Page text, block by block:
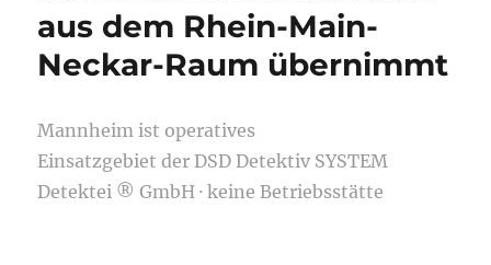
aus dem Rhein-Main-
Neckar-Raum übernimmt
Mannheim ist operatives
Einsatzgebiet der DSD Detektiv SYSTEM
Detektei ® GmbH · keine Betriebsstätte